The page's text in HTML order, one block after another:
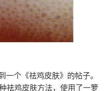
一个《祛鸡皮肤》的帖子。
祛鸡皮肤方法，使用了一箩